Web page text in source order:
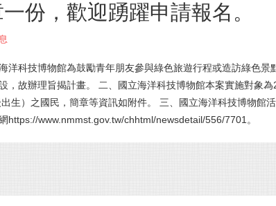
份，歡迎踴躍申請報名。
洋科技博物館為鼓勵青年朋友參與綠色旅遊行程或造訪綠色景
，故辦理旨揭計畫。 二、國立海洋科技博物館本案實施對象為
生）之國民，簡章等資訊如附件。 三、國立海洋科技博物館
https://www.nmmst.gov.tw/chhtml/newsdetail/556/7701。